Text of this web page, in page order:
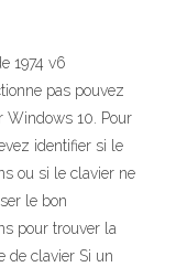
1974 v6
pas pouvez
Windows 10. Pour
identifier si le
ou si le clavier ne
le bon
pour trouver la
de clavier Si un